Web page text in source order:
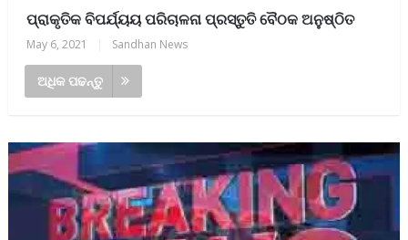
ପ୍ରାକୃତିକ ବିପର୍ଯ୍ୟୟ ପରିଚାଳନା ପ୍ରସ୍ତୁତି ବୈଠକ ଅନୁଷ୍ଠିତ
May 6, 2021 Sandhan News
ଅଧିକ ପଢନ୍ତୁ